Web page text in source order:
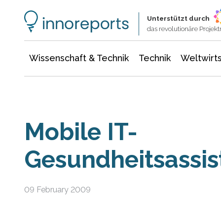
Unterstützt durch
das revolutionäre
Wissenschaft & Technik Technik
Mobile IT-
09 February 2009